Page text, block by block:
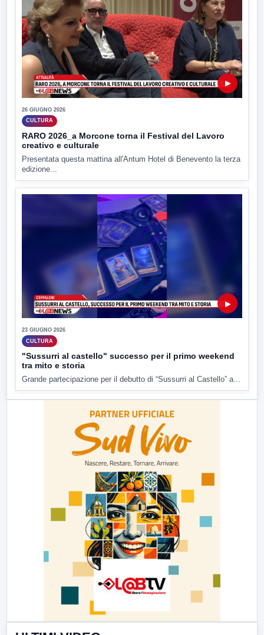
▶
26 GIUGNO 2026
CULTURA
RARO 2026_a Morcone torna il Festival del Lavoro
creativo e culturale
Presentata questa mattina all'Antum Hotel di Benevento la terza
edizione...
▶
23 GIUGNO 2026
CULTURA
"Sussurri al castello" successo per il primo weekend
tra mito e storia
Grande partecipazione per il debutto di “Sussurri al Castello” a...